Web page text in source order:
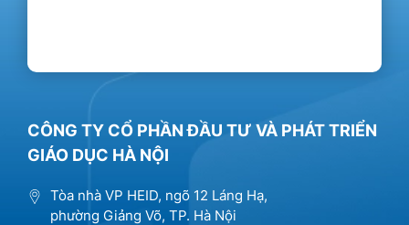
CÔNG TY CỔ PHẦN ĐẦU TƯ VÀ PHÁT TRIỂN
GIÁO DỤC HÀ NỘI
Tòa nhà VP HEID, ngõ 12 Láng Hạ,
phường Giảng Võ, TP. Hà Nội